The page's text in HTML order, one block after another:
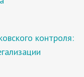
контроля: